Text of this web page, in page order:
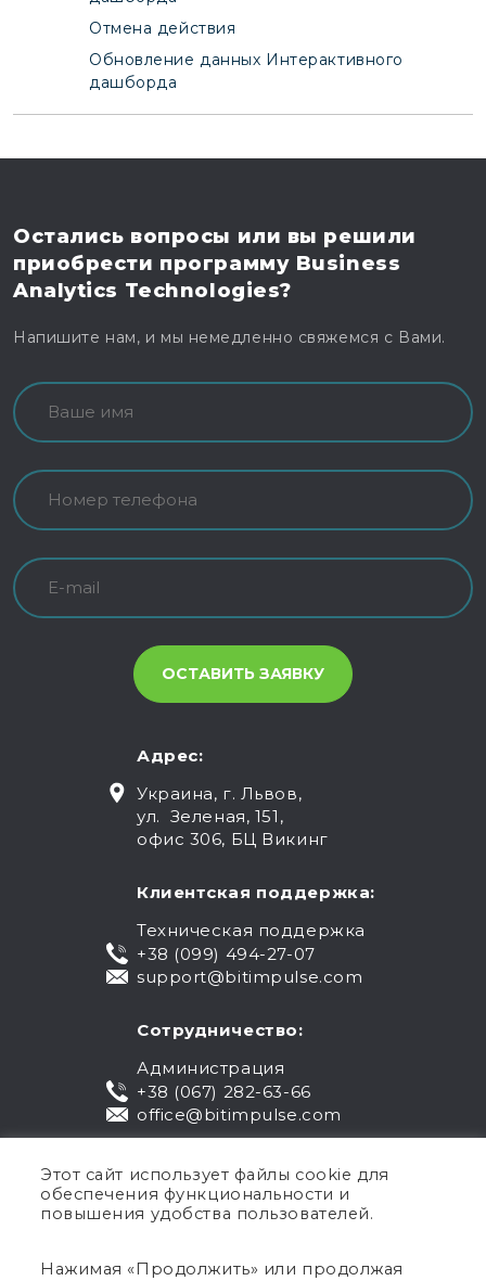
Отмена действия
Обновление данных Интерактивного
дашборда
Остались вопросы или вы решили
приобрести программу Business
Analytics Technologies?
Напишите нам, и мы немедленно свяжемся с Вами.
Адрес:
Украина, г. Львов,
ул. Зеленая, 151,
офис 306, БЦ Викинг
Клиентская поддержка:
Техническая поддержка
+38 (099) 494-27-07
support@bitimpulse.com
Сотрудничество:
Администрация
+38 (067) 282-63-66
office@bitimpulse.com
Этот сайт использует файлы cookie для
обеспечения функциональности и
повышения удобства пользователей.
Нажимая «Продолжить» или продолжая